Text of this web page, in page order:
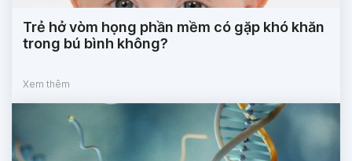
Trẻ hở vòm họng phần mềm có gặp khó khăn
trong bú bình không?
Xem thêm